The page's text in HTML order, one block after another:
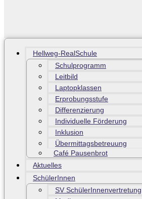
Hellweg-RealSchule
Schulprogramm
Leitbild
Laptopklassen
Erprobungsstufe
Differenzierung
Individuelle Förderung
Inklusion
Übermittagsbetreuung
Café Pausenbrot
Aktuelles
SchülerInnen
SV SchülerInnenvertretung